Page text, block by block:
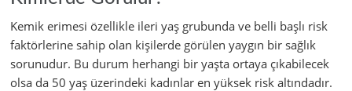
Kemik erimesi özellikle ileri yaş grubunda ve belli başlı risk
faktörlerine sahip olan kişilerde görülen yaygın bir sağlık
sorunudur. Bu durum herhangi bir yaşta ortaya çıkabilecek
olsa da 50 yaş üzerindeki kadınlar en yüksek risk altındadır.